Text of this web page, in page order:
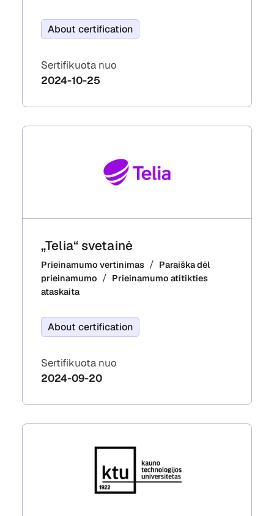
About certification
Sertifikuota nuo
2024-10-25
„Telia“ svetainė
Prieinamumo vertinimas
Paraiška dėl
prieinamumo
Prieinamumo atitikties
ataskaita
About certification
Sertifikuota nuo
2024-09-20